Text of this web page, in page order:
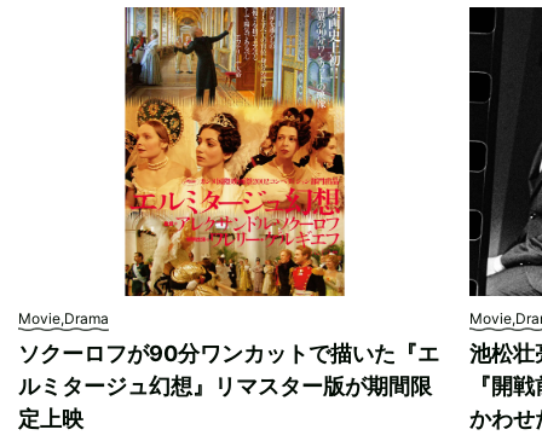
Movie,Drama
ソクーロフが90分ワンカットで描いた『エ
ルミタージュ幻想』リマスター版が期間限
定上映
池松壮
『開
かわせ